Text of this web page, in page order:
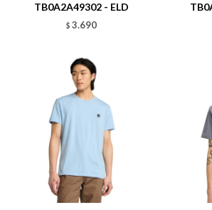
TB0A2A49302 - ELD
$ 3.690
Talle